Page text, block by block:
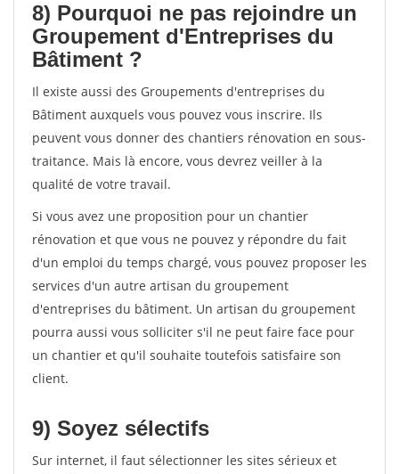
8) Pourquoi ne pas rejoindre un
Groupement d'Entreprises du
Bâtiment ?
Il existe aussi des Groupements d'entreprises du
Bâtiment auxquels vous pouvez vous inscrire. Ils
peuvent vous donner des chantiers rénovation en sous-
traitance. Mais là encore, vous devrez veiller à la
qualité de votre travail.
Si vous avez une proposition pour un chantier
rénovation et que vous ne pouvez y répondre du fait
d'un emploi du temps chargé, vous pouvez proposer les
services d'un autre artisan du groupement
d'entreprises du bâtiment. Un artisan du groupement
pourra aussi vous solliciter s'il ne peut faire face pour
un chantier et qu'il souhaite toutefois satisfaire son
client.
9) Soyez sélectifs
Sur internet, il faut sélectionner les sites sérieux et